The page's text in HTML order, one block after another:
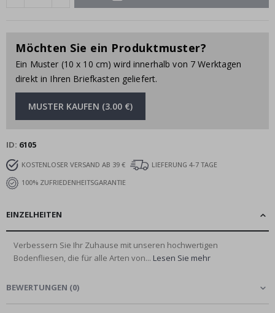
Möchten Sie ein Produktmuster?
Ein Muster (10 x 10 cm) wird innerhalb von 7 Werktagen
direkt in Ihren Briefkasten geliefert.
MUSTER KAUFEN (3.00 €)
ID 6105
KOSTENLOSER VERSAND AB 39 €
LIEFERUNG 4-7 TAGE
100% ZUFRIEDENHEITSGARANTIE
EINZELHEITEN
Verbessern Sie Ihr Zuhause mit unseren hochwertigen
Bodenfliesen, die für alle Arten von... Lesen Sie mehr
BEWERTUNGEN (0)